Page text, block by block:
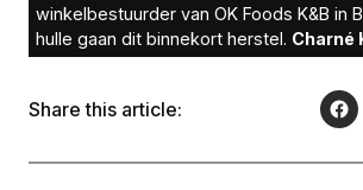
winkelbestuurder van OK Foods K&B in
hulle gaan dit binnekort herstel. Charné
Share this article: